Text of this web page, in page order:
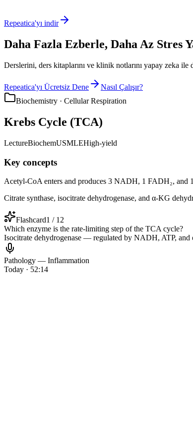
Repeatica'yı indir
Daha Fazla Ezberle, Daha Az Stres
Derslerini, ders kitaplarını ve klinik notlarını yapay zeka
Repeatica'yı Ücretsiz Dene
Nasıl Çalışır?
Biochemistry · Cellular Respiration
Krebs Cycle (TCA)
LectureBiochemUSMLEHigh-yield
Key concepts
Acetyl-CoA enters and produces 3 NADH, 1 FADH₂, and
Citrate synthase, isocitrate dehydrogenase, and α-KG
Flashcard1 / 12
Which enzyme is the rate-limiting step of the TCA cycle?
Isocitrate dehydrogenase — regulated by NADH, ATP, and
Pathology — Inflammation
Today · 52:14